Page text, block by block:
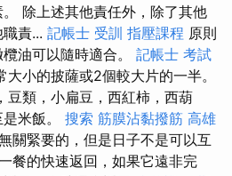
除上述其他責任外，除了其他
責... 記帳士 受訓 指壓課程 原則
油可以隨時適合。 記帳士 考試
小的披薩或2個較大片的一半。
豆類，小扁豆，西紅柿，西葫
米飯。 搜索 筋膜沾黏撥筋 高雄
關緊要的，但是日子不是可以互
餐的快速返回，如果它遠非完